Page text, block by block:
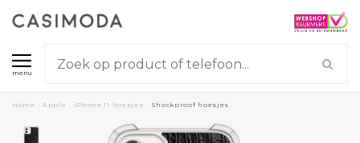
menu
Home Apple iPhone 11 hoesjes Shockproof hoesjes